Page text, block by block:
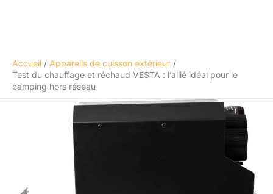
Accueil
Appareils de cuisson extérieur
Test du chauffage et réchaud VESTA : l’allié idéal pour le
camping hors réseau